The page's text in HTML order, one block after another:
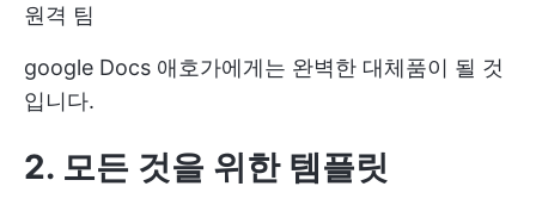
원격 팀
google Docs 애호가에게는 완벽한 대체품이 될 것
입니다.
2. 모든 것을 위한 템플릿